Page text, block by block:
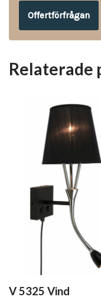
Offertförfrågan
Relaterade
V 5325 Vind